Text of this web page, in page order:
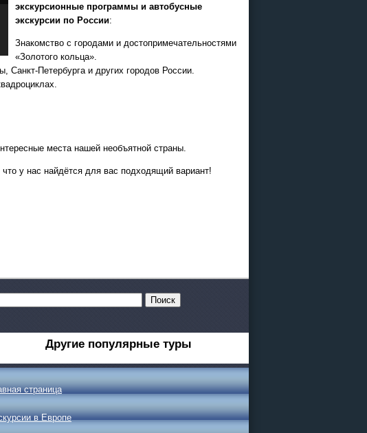
экскурсионные программы и автобусные
экскурсии по России:
Знакомство с городами и достопримечательностями
«Золотого кольца».
Петербурга и других городов России.
места нашей необъятной страны.
у нас найдётся для вас подходящий вариант!
Другие популярные туры
страница
в Европе